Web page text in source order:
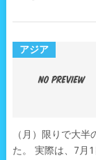
アジア
（月）限りで大
た。 実際は、7月